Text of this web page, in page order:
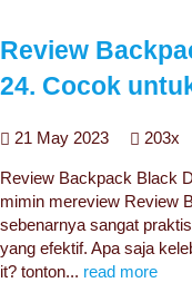
Review
24. Cocok
21 May 2023 203x
Review Backpack Black
mimin mereview Review
sebenarnya sangat
yang efektif. Apa saja
it? tonton... read more